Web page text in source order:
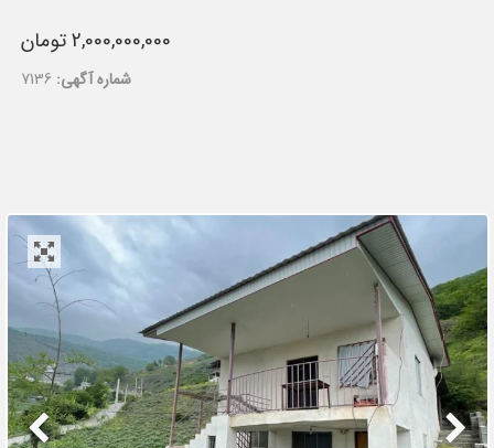
2,000,000,000 تومان
شماره آگهی: 7136